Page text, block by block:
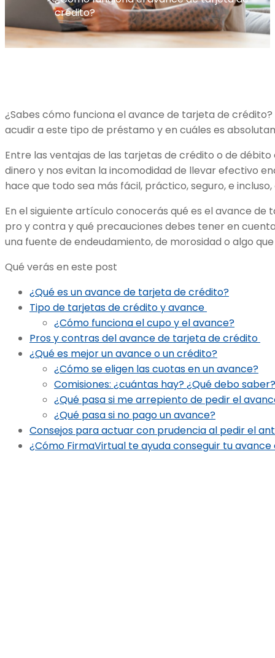
crédito?
¿Sabes cómo funciona el avance de tarjeta de
acudir a este tipo de préstamo y en cuáles es
Entre las ventajas de las tarjetas de crédito o de débito
dinero y nos evitan la incomodidad de llevar efectivo
hace que todo sea más fácil, práctico, seguro, e
En el siguiente artículo conocerás qué es el avance de
pro y contra y qué precauciones debes tener en
una fuente de endeudamiento, de morosidad o algo
Qué verás en este post
¿Qué es un avance de tarjeta de crédito?
Tipo de tarjetas de crédito y avance
¿Cómo funciona el cupo y el avance?
Pros y contras del avance de tarjeta de crédito
¿Qué es mejor un avance o un crédito?
¿Cómo se eligen las cuotas en un avance?
Comisiones: ¿cuántas hay? ¿Qué debo saber?
¿Qué pasa si me arrepiento de pedir el
¿Qué pasa si no pago un avance?
Consejos para actuar con prudencia al pedir el
¿Cómo FirmaVirtual te ayuda conseguir tu